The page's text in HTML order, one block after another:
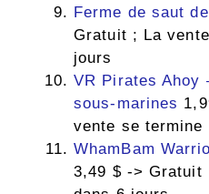
Ferme de saut
Gratuit ; La
jours
VR Pirates Ahoy
sous-marines
vente se termine
WhamBam
3,49 $ -> Gratuit